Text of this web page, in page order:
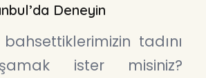
Deneyin
tadını
ister misiniz?